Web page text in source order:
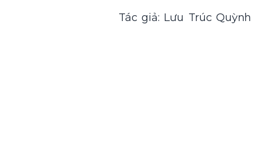
Tác giả: Lưu Trúc Quỳnh